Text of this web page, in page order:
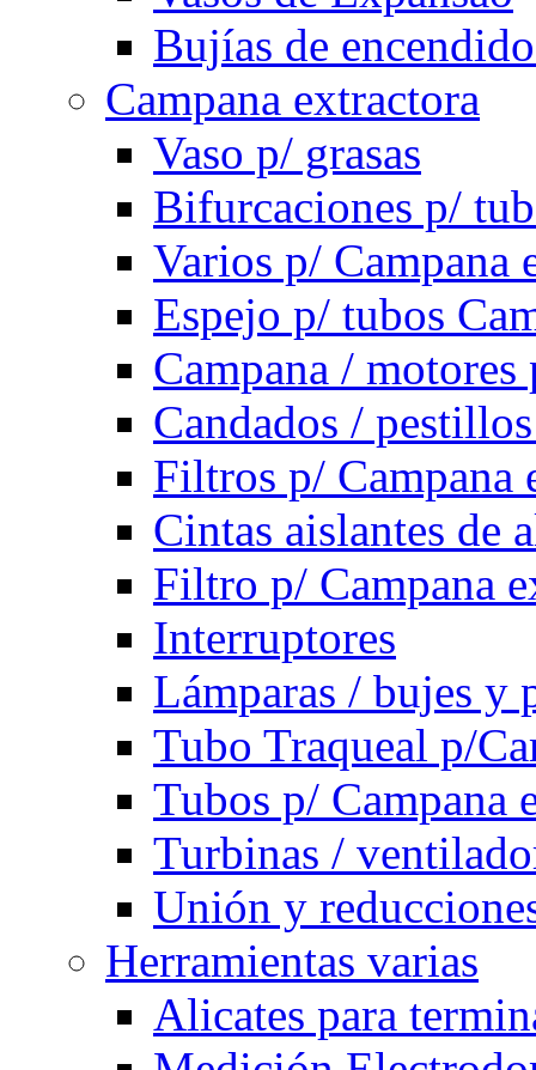
Bujías de
Campana extractora
Vaso p/ grasas
Bifurcaciones p/
Varios p/ Campana
Espejo p/ tubos
Campana /
Candados /
Filtros p/ Campana
Cintas aislantes de
Filtro p/ Campana
Interruptores
Lámparas / bujes y
Tubo Traqueal p/
Tubos p/ Campana
Turbinas /
Unión y
Herramientas varias
Alicates para